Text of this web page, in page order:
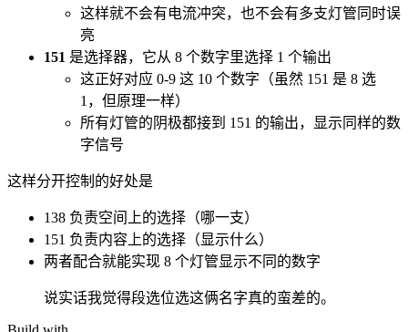
这样就不会有电流冲突，也不会有多支灯管同时误
亮
151 是选择器，它从 8 个数字里选择 1 个输出
这正好对应 0-9 这 10 个数字（虽然 151 是 8 选
1，但原理一样）
所有灯管的阴极都接到 151 的输出，显示同样的数
字信号
这样分开控制的好处是
138 负责空间上的选择（哪一支）
151 负责内容上的选择（显示什么）
两者配合就能实现 8 个灯管显示不同的数字
说实话我觉得段选位选这俩名字真的蛮差的。